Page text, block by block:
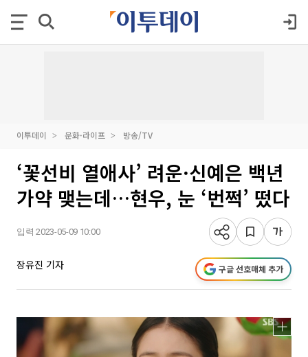
이투데이 문화·라이프 방송/TV
‘꽃선비 열애사’ 려운·신예은 백년
가약 맺는데…현우, 눈 ‘번쩍’ 떴다
입력 2023-05-09 10:00
장유진 기자 구글 선호매체 추가